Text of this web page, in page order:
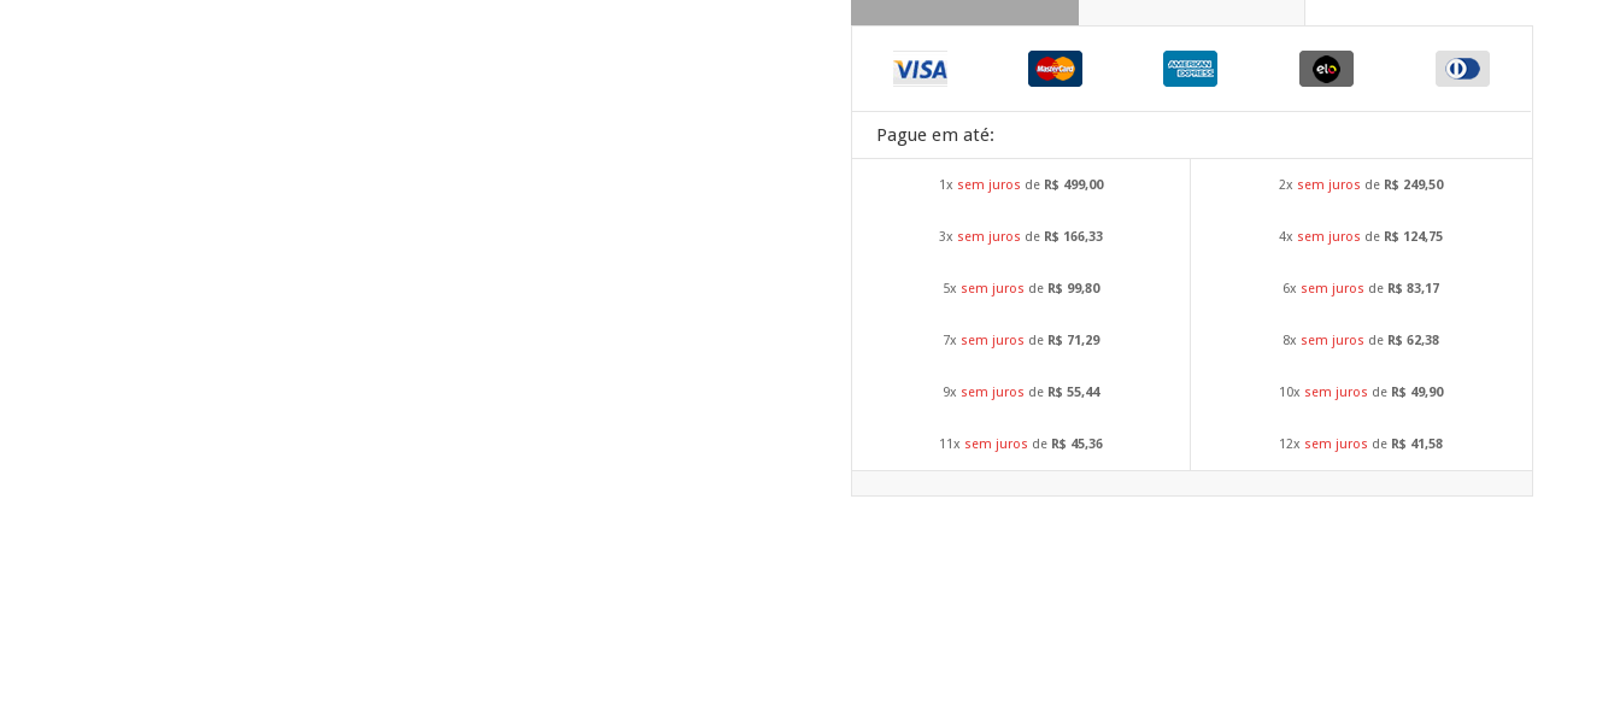
Pague em até:
1x sem juros de R$ 499,00 2x sem juros de R$ 249,50
3x sem juros de R$ 166,33 4x sem juros de R$ 124,75
5x sem juros de R$ 99,80 6x sem juros de R$ 83,17
7x sem juros de R$ 71,29 8x sem juros de R$ 62,38
9x sem juros de R$ 55,44 10x sem juros de R$ 49,90
11x sem juros de R$ 45,36 12x sem juros de R$ 41,58